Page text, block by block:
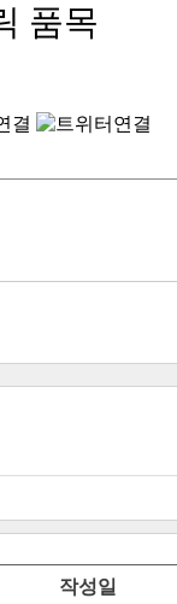
품목
작성일